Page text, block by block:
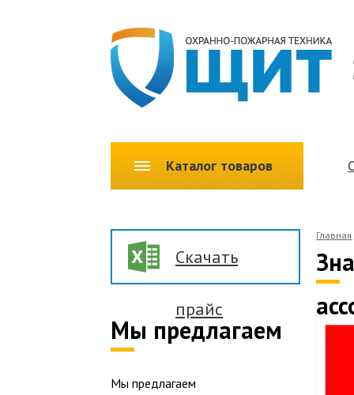
Каталог товаров
Главная
Скачать
прайс
Мы предлагаем
Мы предлагаем